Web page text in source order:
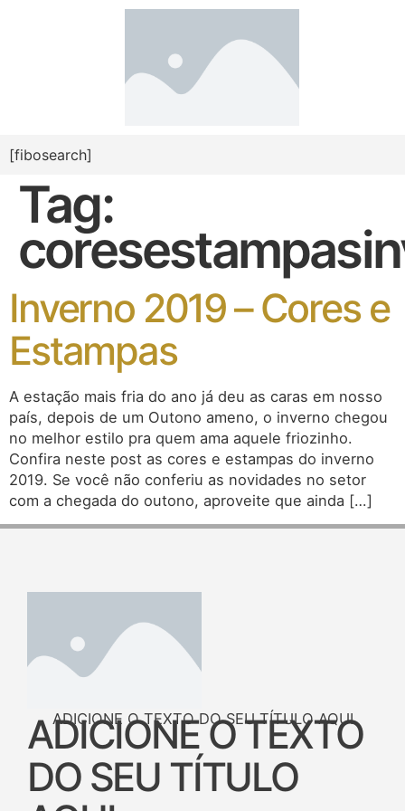
[fibosearch]
Tag:
Inverno 2019 – Cores e
Estampas
A estação mais fria do ano já deu as caras em nosso
país, depois de um Outono ameno, o inverno chegou
no melhor estilo pra quem ama aquele friozinho.
Confira neste post as cores e estampas do inverno
2019. Se você não conferiu as novidades no setor
com a chegada do outono, aproveite que ainda […]
ADICIONE O TEXTO DO SEU TÍTULO AQUI
ADICIONE O TEXTO
DO SEU TÍTULO